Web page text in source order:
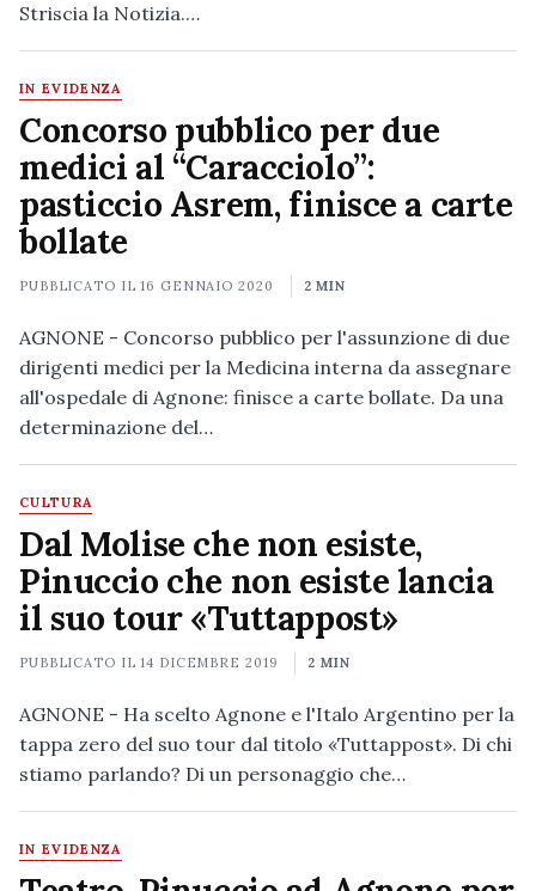
Striscia la Notizia.…
IN EVIDENZA
Concorso pubblico per due
medici al “Caracciolo”:
pasticcio Asrem, finisce a carte
bollate
PUBBLICATO IL16 GENNAIO 2020 2 MIN
AGNONE - Concorso pubblico per l'assunzione di due
dirigenti medici per la Medicina interna da assegnare
all'ospedale di Agnone: finisce a carte bollate. Da una
determinazione del…
CULTURA
Dal Molise che non esiste,
Pinuccio che non esiste lancia
il suo tour «Tuttappost»
PUBBLICATO IL14 DICEMBRE 2019 2 MIN
AGNONE - Ha scelto Agnone e l'Italo Argentino per la
tappa zero del suo tour dal titolo «Tuttappost». Di chi
stiamo parlando? Di un personaggio che…
IN EVIDENZA